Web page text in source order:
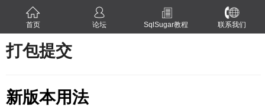
首页 论坛 SqlSugar教程 联系我们
打包提交
新版本用法